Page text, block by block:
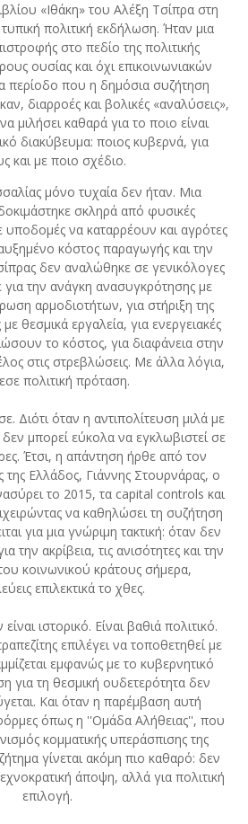
«Ιθάκη» του Αλέξη Τσίπρα στη
πολιτική εκδήλωση. Ήταν μια
στο πεδίο της πολιτικής
ουσίας και όχι επικοινωνιακών
περίοδο που η δημόσια συζήτηση
διαρροές και βολικές «αναλύσεις»,
μιλήσει καθαρά για το ποιο είναι
διακύβευμα: ποιος κυβερνά, για
και με ποιο σχέδιο.
μόνο τυχαία δεν ήταν. Μια
σκληρά από φυσικές
να καταρρέουν και αγρότες
κόστος παραγωγής και την
δεν αναλώθηκε σε γενικόλογες
για την ανάγκη ανασυγκρότησης με
αρμοδιοτήτων, για στήριξη της
θεσμικά εργαλεία, για ενεργειακές
το κόστος, για διαφάνεια στην
στις στρεβλώσεις. Με άλλα λόγια,
πολιτική πρόταση.
Διότι όταν η αντιπολίτευση μιλά με
δεν μπορεί εύκολα να εγκλωβιστεί σε
Έτσι, η απάντηση ήρθε από τον
της Ελλάδος, Γιάννης Στουρνάρας, ο
το 2015, τα capital controls και
να καθηλώσει τη συζήτηση
για μια γνώριμη τακτική: όταν δεν
την ακρίβεια, τις ανισότητες και την
κοινωνικού κράτους σήμερα,
επιλεκτικά το χθες.
ιστορικό. Είναι βαθιά πολιτικό.
επιλέγει να τοποθετηθεί με
εμφανώς με το κυβερνητικό
για τη θεσμική ουδετερότητα δεν
Και όταν η παρέμβαση αυτή
όπως η ''Ομάδα Αλήθειας'', που
κομματικής υπεράσπισης της
γίνεται ακόμη πιο καθαρό: δεν
άποψη, αλλά για πολιτική
επιλογή.